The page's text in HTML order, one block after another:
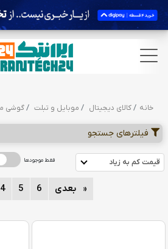
خانه کالای دیجیتال موبایل و تبلت گوشی
فیلترهای جستجو
فقط موجودها
page
4 page
5 page
6 page